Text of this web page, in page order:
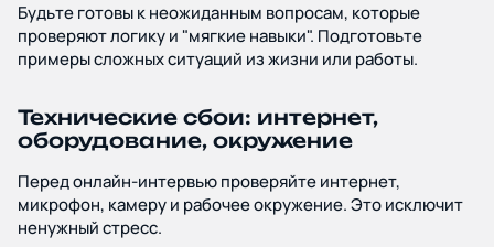
Будьте готовы к неожиданным вопросам, которые
проверяют логику и "мягкие навыки". Подготовьте
примеры сложных ситуаций из жизни или работы.
Технические сбои: интернет,
оборудование, окружение
Перед онлайн-интервью проверяйте интернет,
микрофон, камеру и рабочее окружение. Это исключит
ненужный стресс.